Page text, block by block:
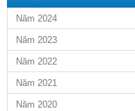
Năm 2024
Năm 2023
Năm 2022
Năm 2021
Năm 2020